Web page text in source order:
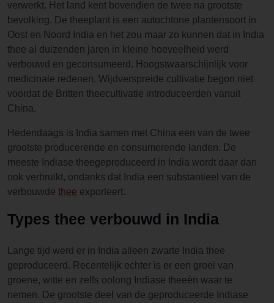
verwerkt. Het land kent bovendien de twee na grootste
bevolking. De theeplant is een autochtone plantensoort in
Oost en Noord India en het zou maar zo kunnen dat in India
thee al duizenden jaren in kleine hoeveelheid werd
verbouwd en geconsumeerd. Hoogstwaarschijnlijk voor
medicinale redenen. Wijdverspreide cultivatie begon niet
voordat de Britten theecultivatie introduceerden vanuit
China.
Hedendaags is India samen met China een van de twee
grootste producerende en consumerende landen. De
meeste Indiase theegeproduceerd in India wordt daar dan
ook verbruikt, ondanks dat India een substantieel van de
verbouwde thee exporteert.
Types thee verbouwd in India
Lange tijd werd er in India alleen zwarte India thee
geproduceerd. Recentelijk echter is er een groei van
groene, witte en zelfs oolong Indiase theeèn waar te
nemen. De grootste deel van de geproduceerde Indiase